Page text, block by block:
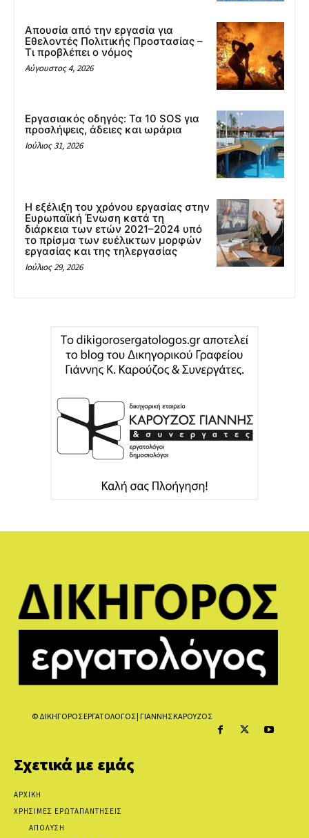
Απουσία από την εργασία για
Εθελοντές Πολιτικής Προστασίας –
Τι προβλέπει ο νόμος
Αύγουστος 4, 2026
Εργασιακός οδηγός: Τα 10 SOS για
προσλήψεις, άδειες και ωράρια
Ιούλιος 31, 2026
Η εξέλιξη του χρόνου εργασίας στην
Ευρωπαϊκή Ένωση κατά τη
διάρκεια των ετών 2021–2024 υπό
το πρίσμα των ευέλικτων μορφών
εργασίας και της τηλεργασίας
Ιούλιος 29, 2026
© ΔΙΚΗΓΟΡΟΣ ΕΡΓΑΤΟΛΟΓΟΣ | ΓΙΑΝΝΗΣ ΚΑΡΟΥΖΟΣ
Σχετικά με εμάς
ΑΡΧΙΚΗ
ΧΡΗΣΙΜΕΣ ΕΡΩΤΑΠΑΝΤΗΣΕΙΣ
ΑΠΟΛΥΣΗ